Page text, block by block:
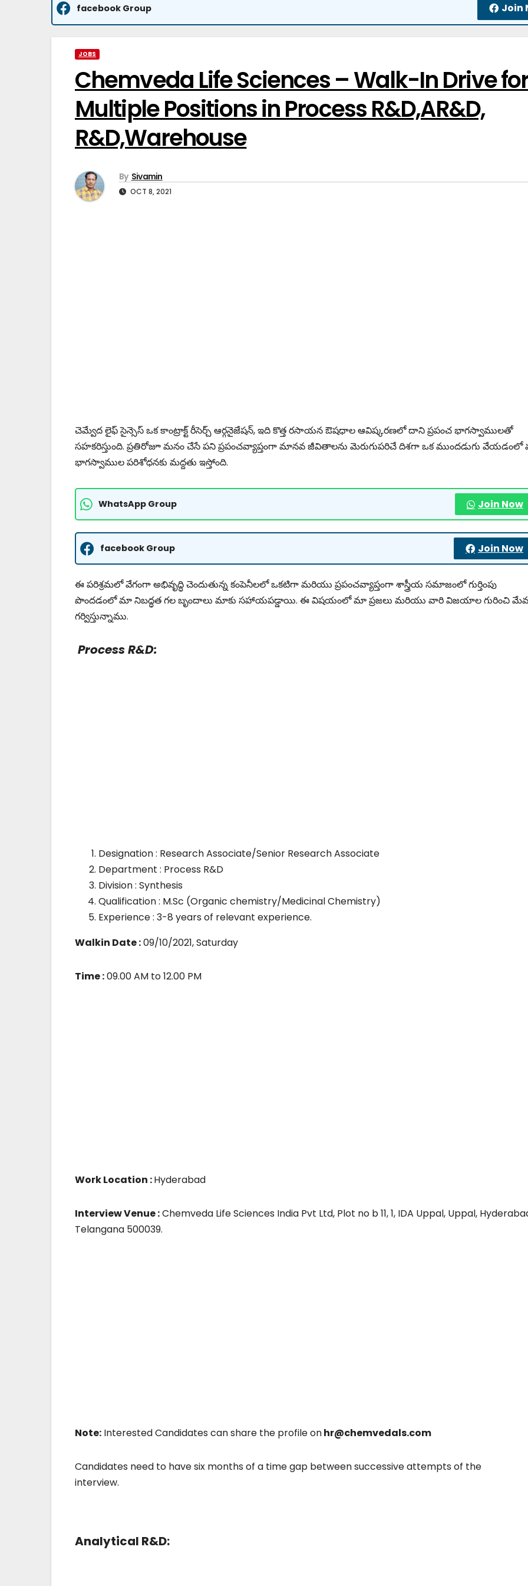
facebook Group Join
JOBS
Chemveda Life Sciences – Walk-In Drive
Multiple Positions in Process R&D,AR&D,
R&D,Warehouse
By Sivamin
OCT 8, 2021
చెమ్వేద లైఫ్ సైన్సెస్ ఒక కాంట్రాక్ట్ రీసెర్చ్ ఆర్గనైజేషన్, ఇది కొత్త రసాయన ఔషధాల ఆవిష్కరణలో దాని ప్రపంచ భాగస్వాములతో
సహకరిస్తుంది. ప్రతిరోజూ మనం చేసే పని ప్రపంచవ్యాప్తంగా మానవ జీవితాలను మెరుగుపరిచే దిశగా ఒక ముందడుగు
భాగస్వాముల పరిశోధనకు మద్దతు ఇస్తోంది.
WhatsApp Group Join Now
facebook Group Join Now
ఈ పరిశ్రమలో వేగంగా అభివృద్ధి చెందుతున్న కంపెనీలలో ఒకటిగా మరియు ప్రపంచవ్యాప్తంగా శాస్త్రీయ సమాజంలో గుర్తింపు
పొందడంలో మా నిబద్ధత గల బృందాలు మాకు సహాయపడ్డాయి. ఈ విషయంలో మా ప్రజలు మరియు వారి విజయాల గురించి
గర్విస్తున్నాము.
Process R&D:
Designation : Research Associate/Senior Research Associate
Department : Process R&D
Division : Synthesis
Qualification : M.Sc (Organic chemistry/Medicinal Chemistry)
Experience : 3-8 years of relevant experience.
Walkin Date :09/10/2021, Saturday
Time :09.00 AM to 12.00 PM
Work Location :Hyderabad
Interview Venue :Chemveda Life Sciences India Pvt Ltd, Plot no b 11, 1, IDA Uppal, Uppal,
Telangana 500039.
Note: Interested Candidates can share the profile onhr@chemvedals.com
Candidates need to have six months of a time gap between successive attempts of the
interview.
Analytical R&D: